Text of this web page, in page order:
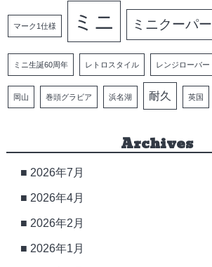
マーク1仕様 ミニ ミニクーパー
ミニ生誕60周年 レトロスタイル レンジローバー
岡山 巻頭グラビア 浜名湖 耐久 英国
Archives
2026年7月
2026年4月
2026年2月
2026年1月